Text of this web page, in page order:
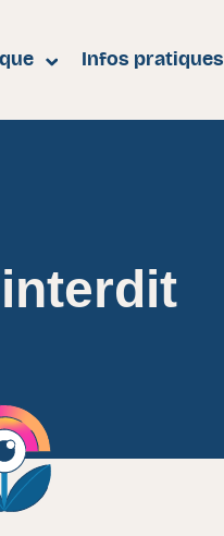
Infos pratiques